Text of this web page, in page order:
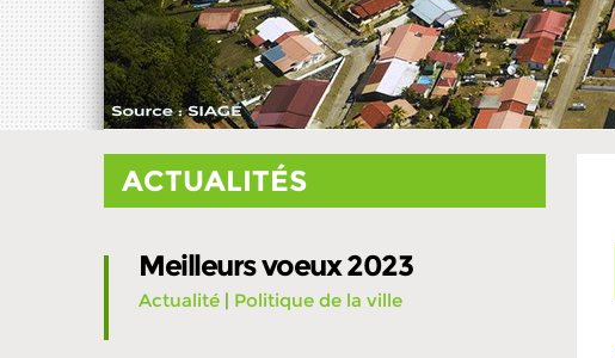
ACTUALITÉS
Meilleurs voeux 2023
Actualité | Politique de la ville